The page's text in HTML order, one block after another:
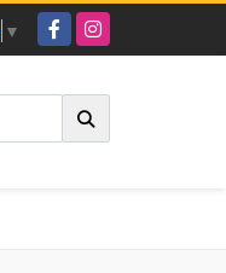
▼ FacebookInstagram